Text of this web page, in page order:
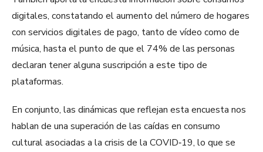
digitales, constatando el aumento del número de hogares
con servicios digitales de pago, tanto de vídeo como de
música, hasta el punto de que el 74% de las personas
declaran tener alguna suscripción a este tipo de
plataformas.
En conjunto, las dinámicas que reflejan esta encuesta nos
hablan de una superación de las caídas en consumo
cultural asociadas a la crisis de la COVID‑19, lo que se